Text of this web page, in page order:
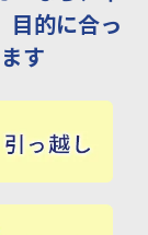
目的に合っ
す